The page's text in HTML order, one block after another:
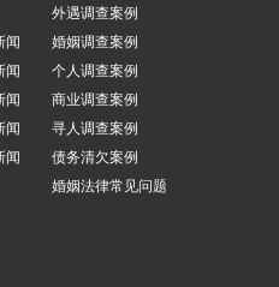
闻
闻
闻
闻
闻
外遇调查案例
婚姻调查案例
个人调查案例
商业调查案例
寻人调查案例
债务清欠案例
婚姻法律常见问题